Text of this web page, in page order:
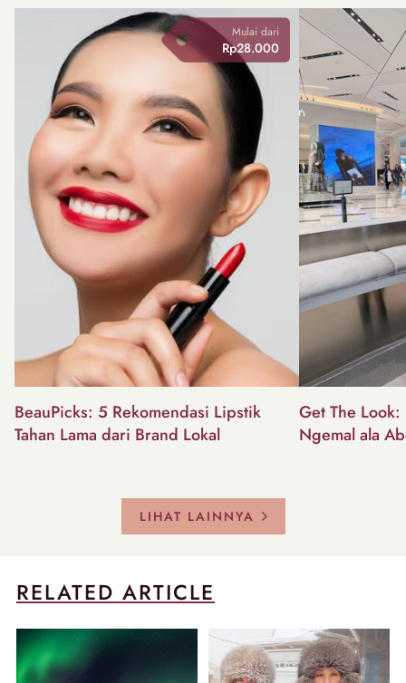
Mulai dari
Rp28.000
BeauPicks: 5 Rekomendasi Lipstik
Tahan Lama dari Brand Lokal
Get The
Ngemal ala
LIHAT LAINNYA
RELATED ARTICLE